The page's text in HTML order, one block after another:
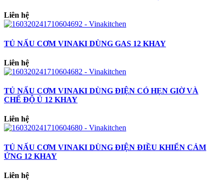
Liên hệ
TỦ NẤU CƠM VINAKI DÙNG GAS 12 KHAY
Liên hệ
TỦ NẤU CƠM VINAKI DÙNG ĐIỆN CÓ HẸN GIỜ VÀ
CHẾ ĐỘ Ủ 12 KHAY
Liên hệ
TỦ NẤU CƠM VINAKI DÙNG ĐIỆN ĐIỀU KHIỂN CẢM
ỨNG 12 KHAY
Liên hệ